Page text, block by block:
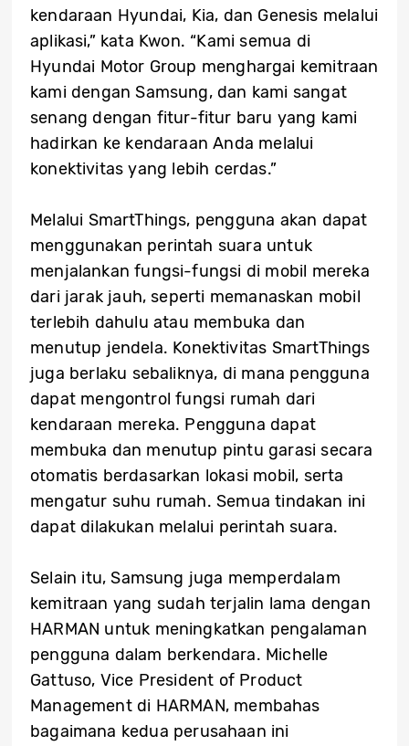
kendaraan Hyundai, Kia, dan Genesis melalui
aplikasi,” kata Kwon. “Kami semua di
Hyundai Motor Group menghargai kemitraan
kami dengan Samsung, dan kami sangat
senang dengan fitur-fitur baru yang kami
hadirkan ke kendaraan Anda melalui
konektivitas yang lebih cerdas.”
Melalui SmartThings, pengguna akan dapat
menggunakan perintah suara untuk
menjalankan fungsi-fungsi di mobil mereka
dari jarak jauh, seperti memanaskan mobil
terlebih dahulu atau membuka dan
menutup jendela. Konektivitas SmartThings
juga berlaku sebaliknya, di mana pengguna
dapat mengontrol fungsi rumah dari
kendaraan mereka. Pengguna dapat
membuka dan menutup pintu garasi secara
otomatis berdasarkan lokasi mobil, serta
mengatur suhu rumah. Semua tindakan ini
dapat dilakukan melalui perintah suara.
Selain itu, Samsung juga memperdalam
kemitraan yang sudah terjalin lama dengan
HARMAN untuk meningkatkan pengalaman
pengguna dalam berkendara. Michelle
Gattuso, Vice President of Product
Management di HARMAN, membahas
bagaimana kedua perusahaan ini